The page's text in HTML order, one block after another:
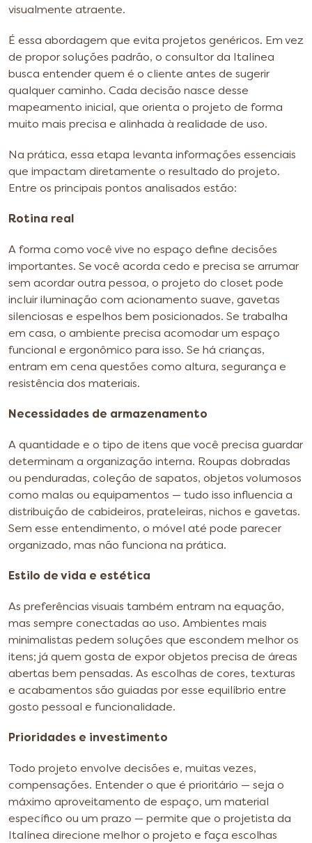
visualmente atraente.
É essa abordagem que evita projetos genéricos. Em vez
de propor soluções padrão, o consultor da Italínea
busca entender quem é o cliente antes de sugerir
qualquer caminho. Cada decisão nasce desse
mapeamento inicial, que orienta o projeto de forma
muito mais precisa e alinhada à realidade de uso.
Na prática, essa etapa levanta informações essenciais
que impactam diretamente o resultado do projeto.
Entre os principais pontos analisados estão:
Rotina real
A forma como você vive no espaço define decisões
importantes. Se você acorda cedo e precisa se arrumar
sem acordar outra pessoa, o projeto do closet pode
incluir iluminação com acionamento suave, gavetas
silenciosas e espelhos bem posicionados. Se trabalha
em casa, o ambiente precisa acomodar um espaço
funcional e ergonômico para isso. Se há crianças,
entram em cena questões como altura, segurança e
resistência dos materiais.
Necessidades de armazenamento
A quantidade e o tipo de itens que você precisa guardar
determinam a organização interna. Roupas dobradas
ou penduradas, coleção de sapatos, objetos volumosos
como malas ou equipamentos — tudo isso influencia a
distribuição de cabideiros, prateleiras, nichos e gavetas.
Sem esse entendimento, o móvel até pode parecer
organizado, mas não funciona na prática.
Estilo de vida e estética
As preferências visuais também entram na equação,
mas sempre conectadas ao uso. Ambientes mais
minimalistas pedem soluções que escondem melhor os
itens; já quem gosta de expor objetos precisa de áreas
abertas bem pensadas. As escolhas de cores, texturas
e acabamentos são guiadas por esse equilíbrio entre
gosto pessoal e funcionalidade.
Prioridades e investimento
Todo projeto envolve decisões e, muitas vezes,
compensações. Entender o que é prioritário — seja o
máximo aproveitamento de espaço, um material
específico ou um prazo — permite que o projetista da
Italínea direcione melhor o projeto e faça escolhas